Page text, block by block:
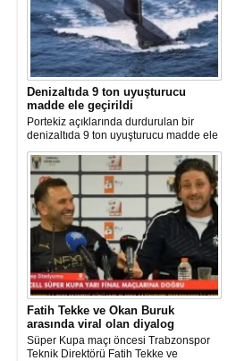
Denizaltıda 9 ton uyuşturucu
madde ele geçirildi
Portekiz açıklarında durdurulan bir
denizaltıda 9 ton uyuşturucu madde ele
geçirilirken, ülke tarihinin en büyük
uyuşturucu operasyonlarından biri
olarak kayda geçen baskında 4 kişi
gözaltına alındı.
Fatih Tekke ve Okan Buruk
arasında viral olan diyalog
Süper Kupa maçı öncesi Trabzonspor
Teknik Direktörü Fatih Tekke ve